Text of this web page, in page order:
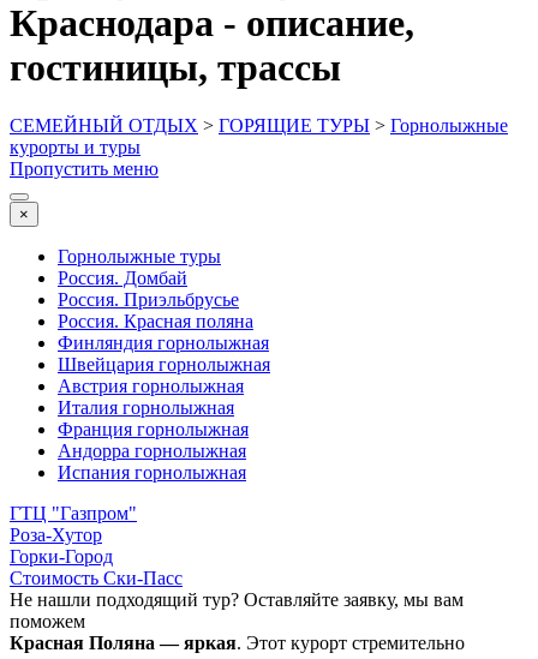
Краснодара - описание,
гостиницы, трассы
СЕМЕЙНЫЙ ОТДЫХ > ГОРЯЩИЕ ТУРЫ > Горнолыжные
курорты и туры
Пропустить меню
×
Горнолыжные туры
Россия. Домбай
Россия. Приэльбрусье
Россия. Красная поляна
Финляндия горнолыжная
Швейцария горнолыжная
Австрия горнолыжная
Италия горнолыжная
Франция горнолыжная
Андорра горнолыжная
Испания горнолыжная
ГТЦ "Газпром"
Роза-Хутор
Горки-Город
Стоимость Ски-Пасс
Не нашли подходящий тур? Оставляйте заявку, мы вам
поможем
Красная Поляна — яркая. Этот курорт стремительно